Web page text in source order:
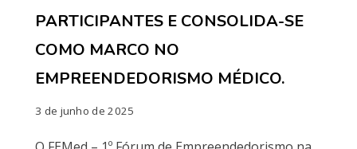
PARTICIPANTES E CONSOLIDA-SE
COMO MARCO NO
EMPREENDEDORISMO MÉDICO.
3 de junho de 2025